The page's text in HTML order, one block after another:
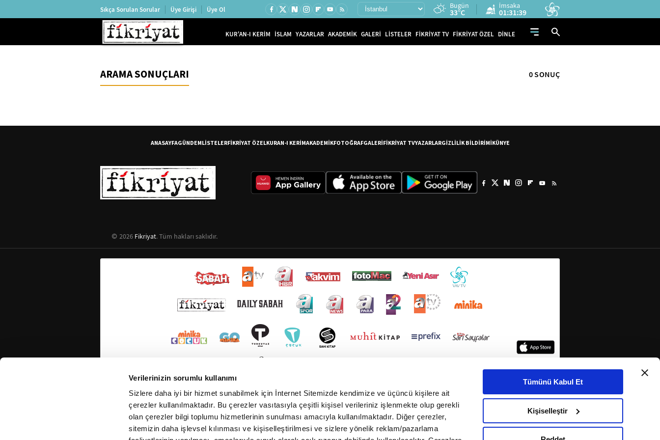
Verilerinizin sorumlu kullanımı
Sizlere daha iyi bir hizmet sunabilmek için İnternet Sitemizde kendimize ve üçüncü kişilere ait
çerezler kullanılmaktadır. Bu çerezler vasıtasıyla çeşitli kişisel verileriniz işlenmekte olup gerekli
olan çerezler bilgi toplumu hizmetlerinin sunulması amacıyla kullanılmaktadır. Diğer çerezler,
sitemizin daha işlevsel kılınması ve kişiselleştirilmesi ve sizlere yönelik reklam/pazarlama
Tümünü Kabul Et
Kişiselleştir
Sıkça Sorulan Sorular Üye Girişi Üye Ol Bugün
33°C
İmsaka
01:31:39
KUR'AN-I KERİM İSLAM YAZARLAR AKADEMİK GALERİ LİSTELER FİKRİYAT TV FİKRİYAT ÖZEL DİNLE
ARAMA SONUÇLARI 0 SONUÇ
ANASAYFAGÜNDEMLİSTELERFİKRİYAT ÖZELKURAN-I KERİMAKADEMİKFOTOĞRAFGALERİFİKRİYAT TVYAZARLARGİZLİLİK BİLDİRİMİKÜNYE
2026 Fikriyat. Tüm hakları saklıdır.